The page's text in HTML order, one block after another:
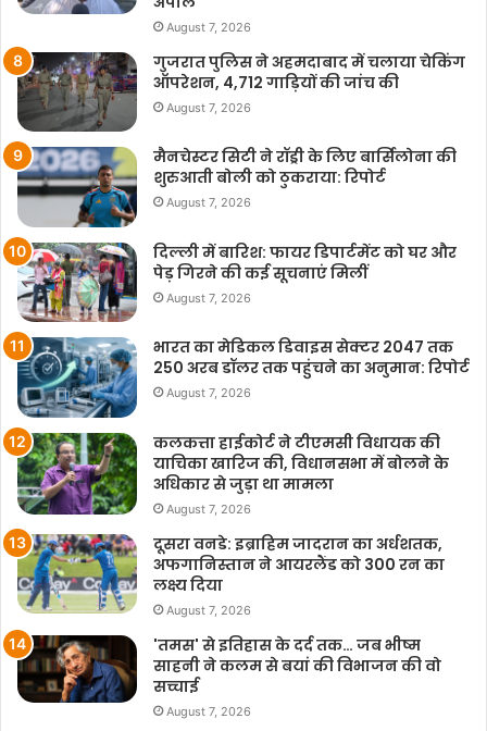
August 7, 2026
गुजरात पुलिस ने अहमदाबाद में चलाया चेकिंग
ऑपरेशन, 4,712 गाड़ियों की जांच की
August 7, 2026
मैनचेस्टर सिटी ने रॉड्री के लिए बार्सिलोना की
शुरुआती बोली को ठुकराया: रिपोर्ट
August 7, 2026
दिल्ली में बारिश: फायर डिपार्टमेंट को घर और
पेड़ गिरने की कई सूचनाएं मिलीं
August 7, 2026
भारत का मेडिकल डिवाइस सेक्टर 2047 तक
250 अरब डॉलर तक पहुंचने का अनुमान: रिपोर्ट
August 7, 2026
कलकत्ता हाईकोर्ट ने टीएमसी विधायक की
याचिका खारिज की, विधानसभा में बोलने के
अधिकार से जुड़ा था मामला
August 7, 2026
दूसरा वनडे: इब्राहिम जादरान का अर्धशतक,
अफगानिस्तान ने आयरलैंड को 300 रन का
लक्ष्य दिया
August 7, 2026
'तमस' से इतिहास के दर्द तक… जब भीष्म
साहनी ने कलम से बयां की विभाजन की वो
सच्चाई
August 7, 2026